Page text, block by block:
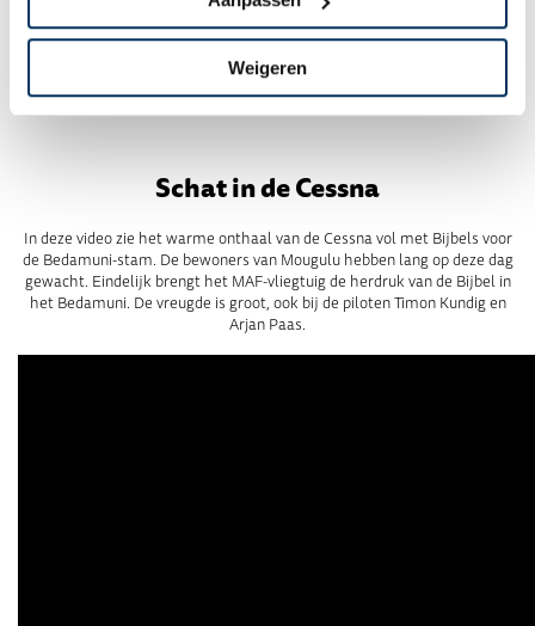
Weigeren
maf.nl/kerstverhaal). Een landingsbaan met veel geschiedenis, die
alleen God kan uitwerken!
Schat in de Cessna
In deze video zie het warme onthaal van de Cessna vol met Bijbels voor
de Bedamuni-stam. De bewoners van Mougulu hebben lang op deze dag
gewacht. Eindelijk brengt het MAF-vliegtuig de herdruk van de Bijbel in
het Bedamuni. De vreugde is groot, ook bij de piloten Timon Kundig en
Arjan Paas.